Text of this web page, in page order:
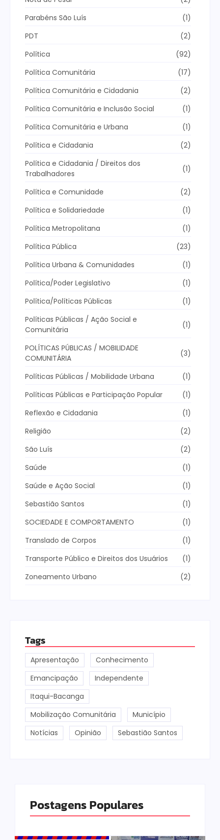
Parabéns São Luís
(1)
PDT
(2)
Política
(92)
Política Comunitária
(17)
Política Comunitária e Cidadania
(2)
Política Comunitária e Inclusão Social
(1)
Política Comunitária e Urbana
(1)
Política e Cidadania
(2)
Política e Cidadania / Direitos dos
Trabalhadores
(1)
Política e Comunidade
(2)
Política e Solidariedade
(1)
Política Metropolitana
(1)
Política Pública
(23)
Política Urbana & Comunidades
(1)
Política/Poder Legislativo
(1)
Política/Políticas Públicas
(1)
Políticas Públicas / Ação Social e
Comunitária
(1)
POLÍTICAS PÚBLICAS / MOBILIDADE
COMUNITÁRIA
(3)
Políticas Públicas / Mobilidade Urbana
(1)
Políticas Públicas e Participação Popular
(1)
Reflexão e Cidadania
(1)
Religião
(2)
São Luís
(2)
Saúde
(1)
Saúde e Ação Social
(1)
Sebastião Santos
(1)
SOCIEDADE E COMPORTAMENTO
(1)
Translado de Corpos
(1)
Transporte Público e Direitos dos Usuários
(1)
Zoneamento Urbano
(2)
Tags
Apresentação
Conhecimento
Emancipação
Independente
Itaqui-Bacanga
Mobilização Comunitária
Município
Notícias
Opinião Sebastião Santos
Postagens Populares